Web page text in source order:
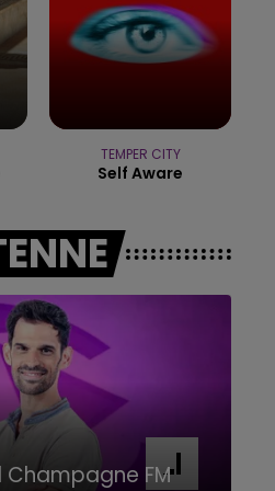
- 20h00
CHAMPAGNE FM
TEMPER CITY
Self Aware